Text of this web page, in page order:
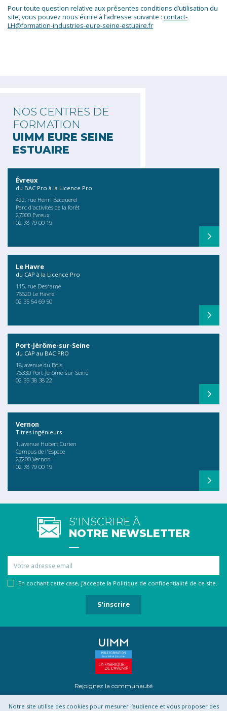
Pour toute question relative aux présentes conditions d’utilisation du
site, vous pouvez nous écrire à l’adresse suivante : contact-
LH@formation-industries-eure-seine-estuaire.fr
NOS CENTRES DE
FORMATION
UIMM EURE SEINE
ESTUAIRE
Évreux
du BAC Pro à la Licence Pro
422, rue Henri Becquerel
Parc d'activités de la forêt
27000 Evreux
02 78 79 00 19
Le Havre
du CAP à la Licence Pro
115, rue Desramé
76620 Le Havre
02 35 54 69 50
Port-Jérôme-sur-Seine
du CAP au BAC PRO
18, avenue du Bois
76330 Port-Jérôme-sur-Seine
02 35 38 38 22
Vernon
Titres ingénieurs
1, avenue Hubert Curien
Campus de l'Espace
27200 Vernon
02 78 79 00 19
S'INSCRIRE À
NOTRE NEWSLETTER
En cochant cette case, j’accepte la Politique de confidentialité de ce site.
Rejoignez la communauté
Notre site utilise des cookies pour mesurer l’audience et vous proposer des